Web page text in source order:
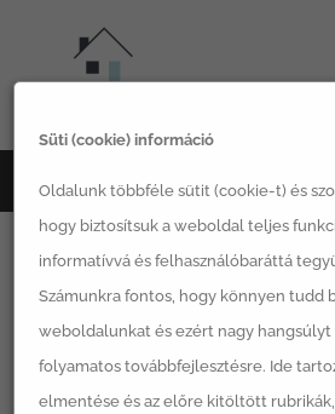
Süti (cookie) információ
Oldalunk többféle sütit (cookie-t) és
hogy biztosítsuk a weboldal teljes
informatívvá és felhasználóbaráttá
Számunkra fontos, hogy könnyen tudd
weboldalunkat és ezért nagy
folyamatos továbbfejlesztésre. Ide
elmentése és az előre kitöltött
Főoldal Virág
AboutVirág